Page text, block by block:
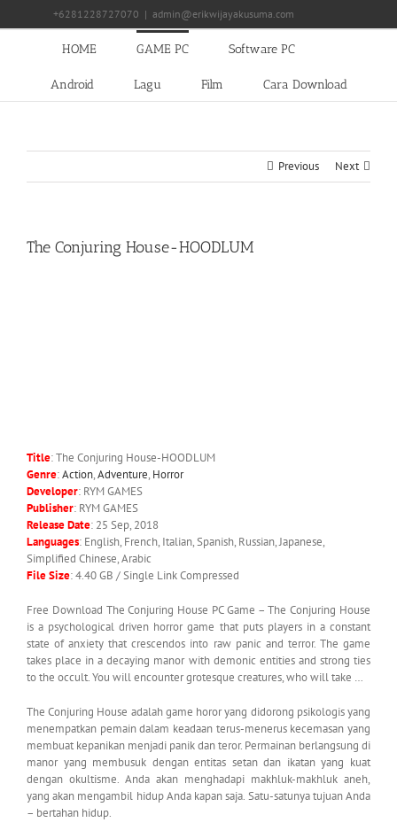
+6281228727070 | admin@erikwijayakusuma.com
HOME GAME PC Software PC
Android Lagu Film Cara Download
Previous Next
The Conjuring House-HOODLUM
Title: The Conjuring House-HOODLUM
Genre:Action,Adventure, Horror
Developer: RYM GAMES
Publisher: RYM GAMES
Release Date: 25 Sep, 2018
Languages: English, French, Italian, Spanish, Russian, Japanese,
Simplified Chinese, Arabic
File Size: 4.40 GB / Single Link Compressed
Free Download The Conjuring House PC Game – The Conjuring House
is a psychological driven horror game that puts players in a constant
state of anxiety that crescendos into raw panic and terror. The game
takes place in a decaying manor with demonic entities and strong ties
to the occult. You will encounter grotesque creatures, who will take …
The Conjuring House adalah game horor yang didorong psikologis yang
menempatkan pemain dalam keadaan terus-menerus kecemasan yang
membuat kepanikan menjadi panik dan teror. Permainan berlangsung di
manor yang membusuk dengan entitas setan dan ikatan yang kuat
dengan okultisme. Anda akan menghadapi makhluk-makhluk aneh,
yang akan mengambil hidup Anda kapan saja. Satu-satunya tujuan Anda
– bertahan hidup.